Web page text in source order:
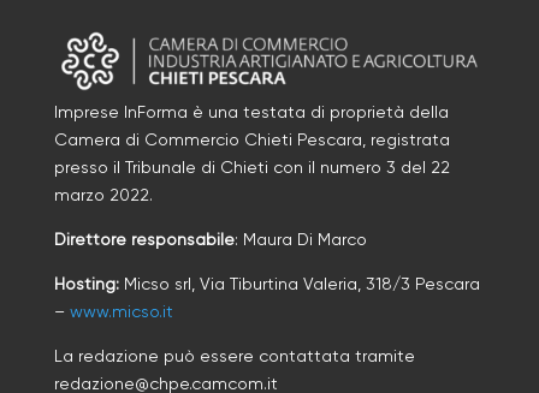
Imprese InForma è una testata di proprietà della
Camera di Commercio Chieti Pescara, registrata
presso il Tribunale di Chieti con il numero 3 del 22
marzo 2022.
Direttore responsabile: Maura Di Marco
Hosting:Micso srl, Via Tiburtina Valeria, 318/3 Pescara
– www.micso.it
La redazione può essere contattata tramite
redazione@chpe.camcom.it